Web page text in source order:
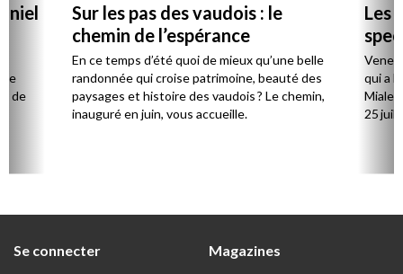
de
Sur les pas des vaudois : le
chemin de l’espérance
En ce temps d’été quoi de mieux qu’une belle
randonnée qui croise patrimoine, beauté des
paysages et histoire des vaudois ? Le chemin,
inauguré en juin, vous accueille.
Les
qui a
25
Se connecter
Magazines